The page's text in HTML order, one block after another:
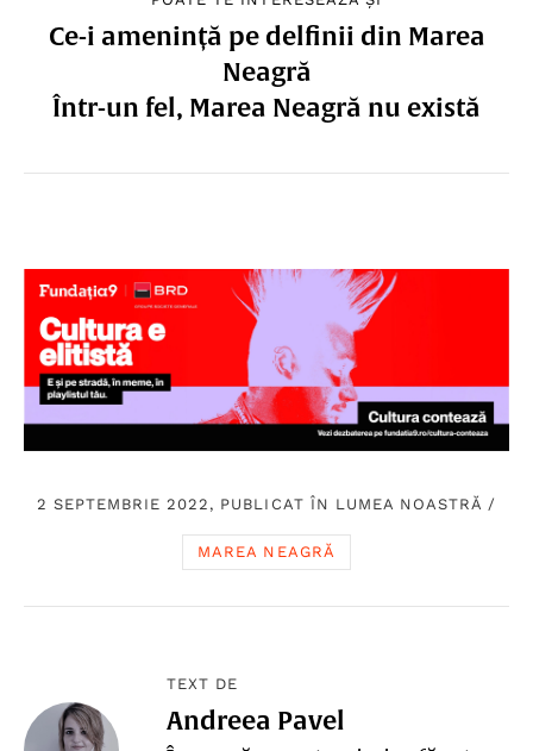
Ce-i amenință pe delfinii din Marea
Neagră
Într-un fel, Marea Neagră nu există
2 SEPTEMBRIE 2022, PUBLICAT ÎN LUMEA NOASTRĂ /
MAREA NEAGRĂ
TEXT DE
Andreea Pavel